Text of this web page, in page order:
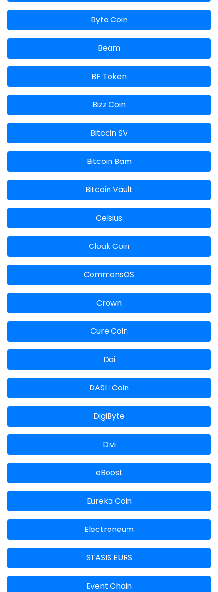
Byte Coin
Beam
BF Token
Bizz Coin
Bitcoin SV
Bitcoin Bam
Bitcoin Vault
Celsius
Cloak Coin
CommonsOS
Crown
Cure Coin
Dai
DASH Coin
DigiByte
Divi
eBoost
Eureka Coin
Electroneum
STASIS EURS
Event Chain